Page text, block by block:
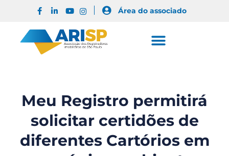
Área do associado
Meu Registro permitirá
solicitar certidões de
diferentes Cartórios em